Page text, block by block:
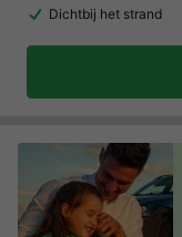
Dichtbij het strand